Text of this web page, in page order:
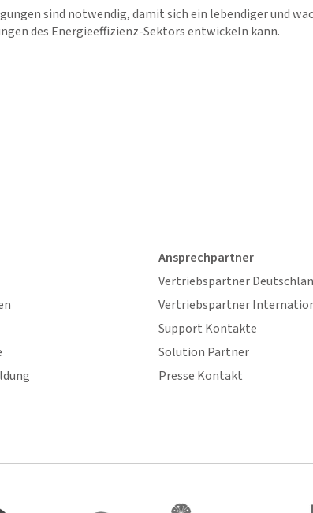
sind notwendig, damit sich ein lebendiger und
des Energieeffizienz-Sektors entwickeln kann.
Ansprechpartner
Vertriebspartner
Vertriebspartner
Support Kontakte
Solution Partner
Presse Kontakt